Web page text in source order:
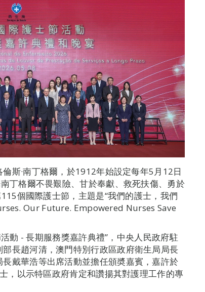
斯·南丁格爾，於1912年始設定每年5月12日
丁格爾不畏艱險、甘於奉獻、救死扶傷、勇於
個國際護士節，主題是“我們的護士，我們
Our Future. Empowered Nurses Save
動 - 長期服務獎嘉許典禮”，中央人民政府駐
長趙河清，澳門特別行政區政府衛生局局長
戴華浩等出席活動並擔任頒奬嘉賓，嘉許於
，以示特區政府肯定和讚揚其對護理工作的專